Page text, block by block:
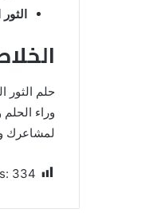
الثور
حلم الثور
وراء
لمشاعرك
334